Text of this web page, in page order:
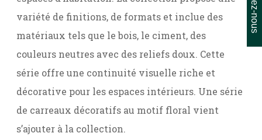
variété de finitions, de formats et inclue des
matériaux tels que le bois, le ciment, des
couleurs neutres avec des reliefs doux. Cette
série offre une continuité visuelle riche et
décorative pour les espaces intérieurs. Une série
de carreaux décoratifs au motif floral vient
s’ajouter à la collection.